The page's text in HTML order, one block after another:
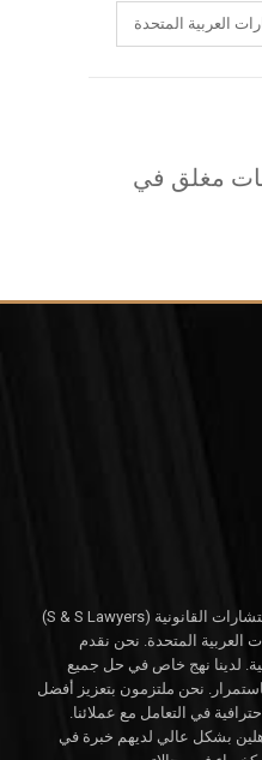
العربية المتحدة
مغلق في
الدكتور صقر المرزوقي للمحاماة و الاستشارات القانونية (S & S Lawyers)
العربية المتحدة. نحن نقدم
لدينا نهج خاص في حل جميع
باستمرار. نحن ملتزمون بتعزيز أفضل
في التعامل مع عملائنا.
بشكل عالي لديهم خبرة في